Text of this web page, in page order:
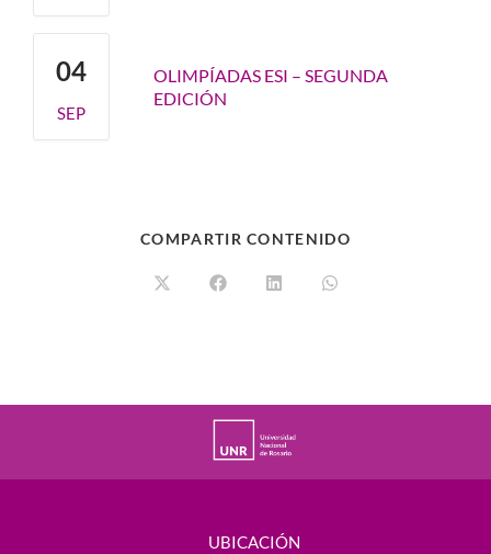
04
SEP
OLIMPÍADAS ESI – SEGUNDA
EDICIÓN
COMPARTIR CONTENIDO
UBICACIÓN